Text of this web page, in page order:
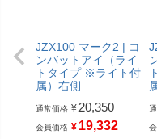
JZX100 マーク2 | コ
ンバットアイ（ライ
トタイプ ※ライト付
属）右側
通常価格 ¥ 20,350
会員価格 ¥ 19,332